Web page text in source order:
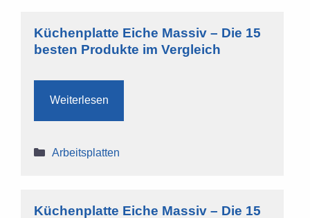
Küchenplatte Eiche Massiv – Die 15
besten Produkte im Vergleich
Weiterlesen
Kategorien
Arbeitsplatten
Küchenplatte Eiche Massiv – Die 15